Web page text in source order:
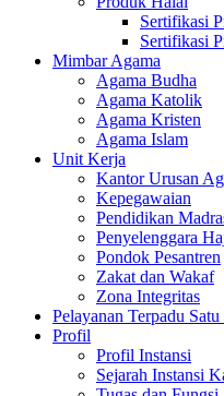
Sertifikasi
Sertifikasi
Mimbar Agama
Agama Budha
Agama Katolik
Agama Kristen
Agama Islam
Unit Kerja
Kantor Urusan
Kepegawaian
Pendidikan
Penyelenggara
Pondok Pesantren
Zakat dan Wakaf
Zona Integritas
Pelayanan Terpadu Satu
Profil
Profil Instansi
Sejarah Instansi